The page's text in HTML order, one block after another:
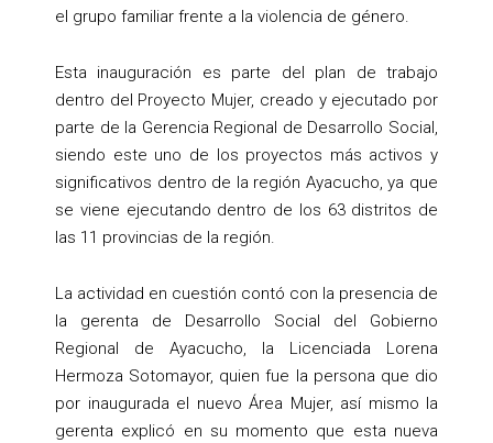
el grupo familiar frente a la violencia de género.
Esta inauguración es parte del plan de trabajo
dentro del Proyecto Mujer, creado y ejecutado por
parte de la Gerencia Regional de Desarrollo Social,
siendo este uno de los proyectos más activos y
significativos dentro de la región Ayacucho, ya que
se viene ejecutando dentro de los 63 distritos de
las 11 provincias de la región.
La actividad en cuestión contó con la presencia de
la gerenta de Desarrollo Social del Gobierno
Regional de Ayacucho, la Licenciada Lorena
Hermoza Sotomayor, quien fue la persona que dio
por inaugurada el nuevo Área Mujer, así mismo la
gerenta explicó en su momento que esta nueva